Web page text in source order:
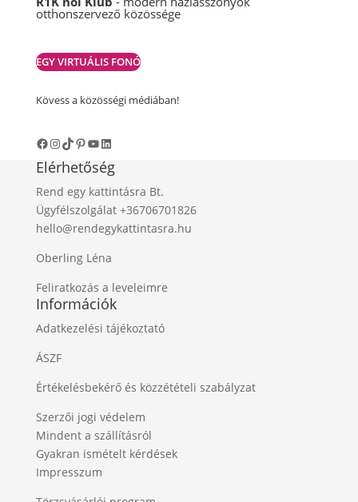
otthonszervező közössége
EGY VIRTUÁLIS FONÓ
Kövess a közösségi médiában!
Facebook
Instagram
TikTok
Pinterest
YouTube
LinkedIn
Elérhetőség
Rend egy kattintásra Bt.
Ügyfélszolgálat +36706701826
hello@rendegykattintasra.hu
Oberling Léna
Feliratkozás a leveleimre
Információk
Adatkezelési tájékoztató
ÁSZF
Értékelésbekérő és közzétételi szabályzat
Szerzői jogi védelem
Mindent a szállításról
Gyakran ismételt kérdések
Impresszum